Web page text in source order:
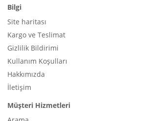
Bilgi
Site haritası
Kargo ve Teslimat
Gizlilik Bildirimi
Kullanım Koşulları
Hakkımızda
İletişim
Müşteri Hizmetleri